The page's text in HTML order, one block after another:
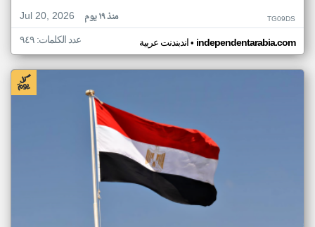
Jul 20, 2026
منذ ١٩ يوم TG09DS
اندبندنت عربية• independentarabia.com عدد الكلمات: ٩٤٩